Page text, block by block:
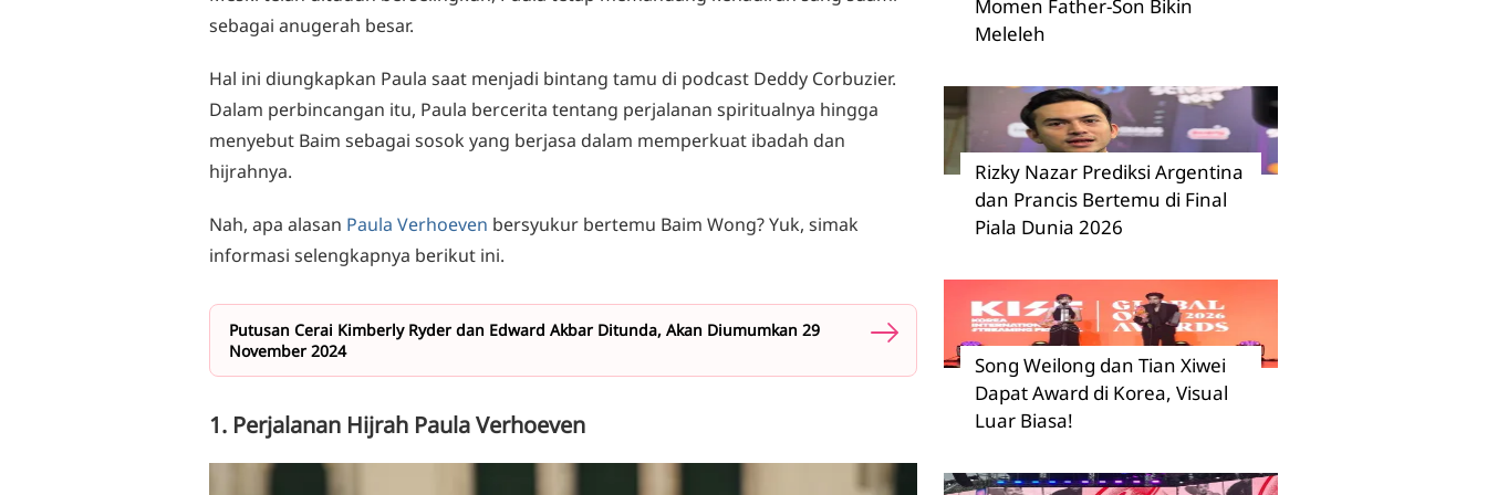
sebagai anugerah besar.
Hal ini diungkapkan Paula saat menjadi bintang tamu di podcast Deddy Corbuzier.
Dalam perbincangan itu, Paula bercerita tentang perjalanan spiritualnya hingga
menyebut Baim sebagai sosok yang berjasa dalam memperkuat ibadah dan
hijrahnya.
Nah, apa alasan Paula Verhoeven bersyukur bertemu Baim Wong? Yuk, simak
informasi selengkapnya berikut ini.
Putusan Cerai Kimberly Ryder dan Edward Akbar Ditunda, Akan Diumumkan 29
November 2024
1. Perjalanan Hijrah Paula Verhoeven
Momen Father-Son Bikin
Meleleh
Rizky Nazar Prediksi Argentina
dan Prancis Bertemu di Final
Piala Dunia 2026
Song Weilong dan Tian Xiwei
Dapat Award di Korea, Visual
Luar Biasa!